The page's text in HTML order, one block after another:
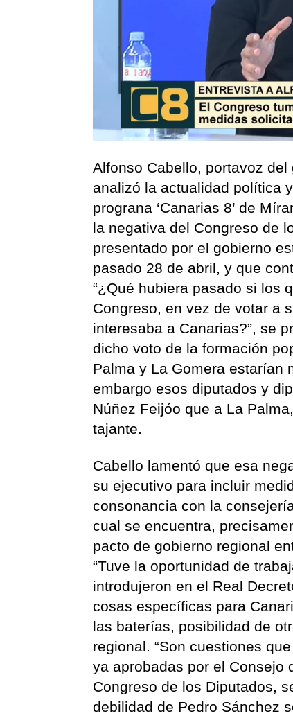
Alfonso Cabello, portavoz
analizó la actualidad política
prograna ‘Canarias 8’ de
la negativa del Congreso de
presentado por el gobierno
pasado 28 de abril, y que
“¿Qué hubiera pasado si los
Congreso, en vez de votar a
interesaba a Canarias?”, se
dicho voto de la formación
Palma y La Gomera estarían
embargo esos diputados y
Núñez Feijóo que a La
tajante.
Cabello lamentó que esa
su ejecutivo para incluir
consonancia con la
cual se encuentra,
pacto de gobierno regional
“Tuve la oportunidad de
introdujeron en el Real
cosas específicas para
las baterías, posibilidad de
regional. “Son cuestiones
ya aprobadas por el Consejo
Congreso de los Diputados,
debilidad de Pedro Sánchez